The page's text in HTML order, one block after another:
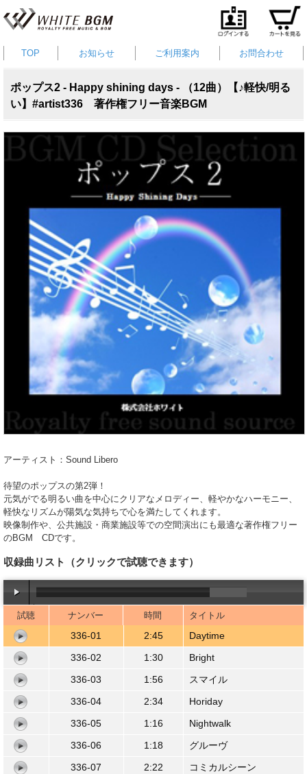
TOP お知らせ ご利用案内 お問合わせ
ポップス2 - Happy shining days - （12曲）【♪軽快/明る
い】#artist336 著作権フリー音楽BGM
アーティスト：Sound Libero
待望のポップスの第2弾！
元気がでる明るい曲を中心にクリアなメロディー、軽やかなハーモニー、
軽快なリズムが陽気な気持ちで心を満たしてくれます。
映像制作や、公共施設・商業施設等での空間演出にも最適な著作権フリー
のBGM CDです。
収録曲リスト （クリックで試聴できます）
/02:44
試聴 ナンバー 時間 タイトル
336-01 2:45
Daytime
336-02
1:30
Bright
336-03
1:56
スマイル
336-04
2:34
Horiday
336-05
1:16
Nightwalk
336-06
1:18
グルーヴ
336-07
2:22
コミカルシーン